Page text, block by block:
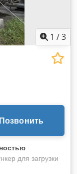
1 /3
Позвонить
для загрузки